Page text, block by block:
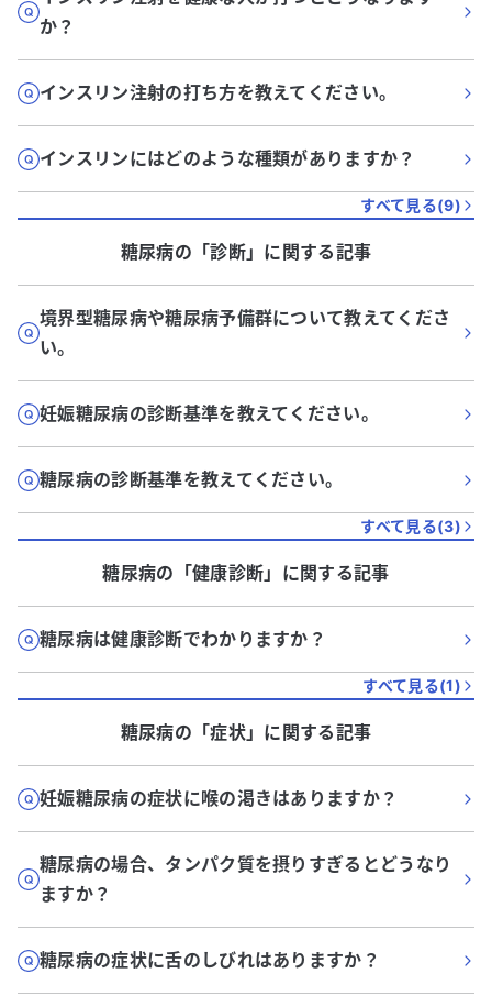
か？
インスリン注射の打ち方を教えてください。
インスリンにはどのような種類がありますか？
すべて見る(9)
糖尿病の「診断」に関する記事
境界型糖尿病や糖尿病予備群について教えてくださ
い。
妊娠糖尿病の診断基準を教えてください。
糖尿病の診断基準を教えてください。
すべて見る(3)
糖尿病の「健康診断」に関する記事
糖尿病は健康診断でわかりますか？
すべて見る(1)
糖尿病の「症状」に関する記事
妊娠糖尿病の症状に喉の渇きはありますか？
糖尿病の場合、タンパク質を摂りすぎるとどうなり
ますか？
糖尿病の症状に舌のしびれはありますか？